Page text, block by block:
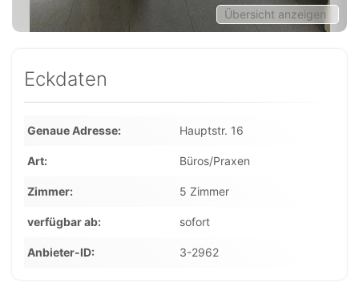
Übersicht anzeigen
Eckdaten
Genaue Adresse Hauptstr. 16
Art Büros/Praxen
Zimmer 5 Zimmer
verfügbar ab sofort
Anbieter-ID 3-2962